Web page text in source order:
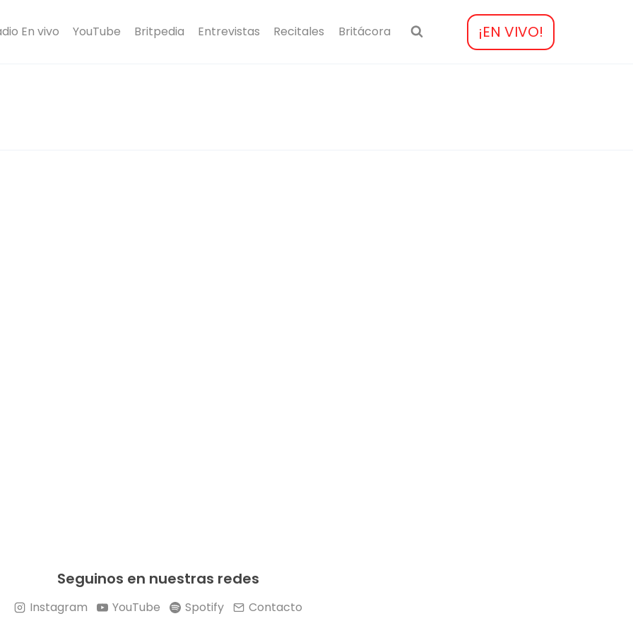
En vivo YouTube Britpedia Entrevistas Recitales Britácora ¡EN VIVO!
Seguinos en nuestras redes
Instagram YouTube Spotify Contacto